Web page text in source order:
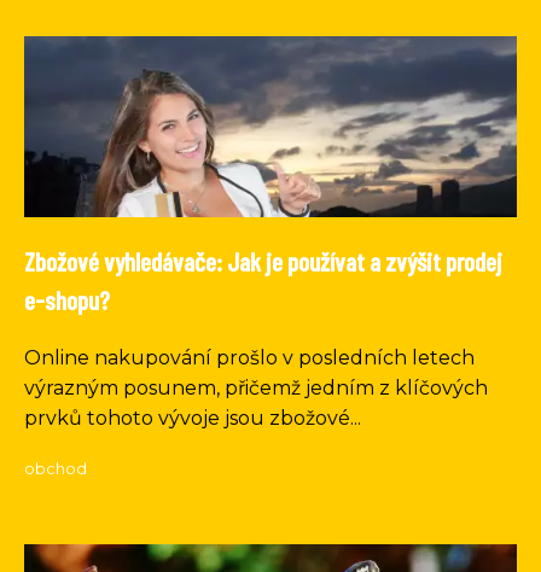
Zbožové vyhledávače: Jak je používat a zvýšit prodej
e-shopu?
Online nakupování prošlo v posledních letech
výrazným posunem, přičemž jedním z klíčových
prvků tohoto vývoje jsou zbožové...
obchod